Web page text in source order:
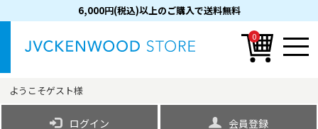
6,000円(税込)以上のご購入で送料無料
0
ようこそゲスト様
ログイン 会員登録